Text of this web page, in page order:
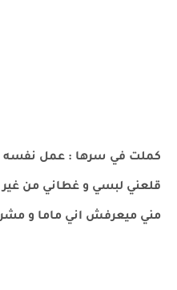
كملت في سرها : عمل نفسه
قلعني لبسي و غطاني من غير
مني ميعرفش اني ماما و